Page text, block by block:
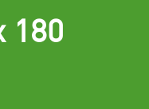
180